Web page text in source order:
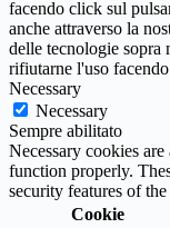
facendo click sul
anche attraverso la
delle tecnologie
rifiutarne l'uso
Necessary
Necessary
Sempre abilitato
Necessary cookies
function properly.
security features of
Cookie